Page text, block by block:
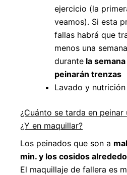
ejercicio (la
veamos). Si esta
fallas habrá que
menos una
durante la
peinarán trenzas
Lavado y
¿Cuánto se tarda en
¿Y en maquillar?
Los peinados que son a
min. y los cosidos
El maquillaje de fallera es